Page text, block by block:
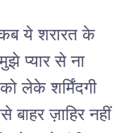
ये शरारत के
प्यार से ना
लेके शर्मिंदगी
बाहर ज़ाहिर नहीं